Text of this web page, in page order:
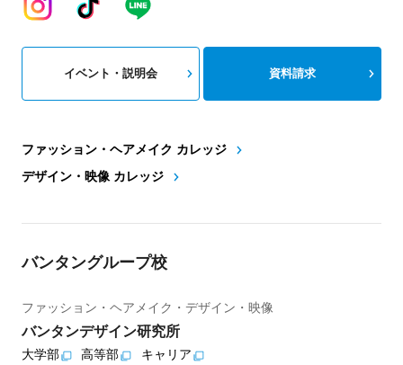
ファッション・ヘアメイク カレッジ
デザイン・映像 カレッジ
イベント・説明会 資料請求
バンタングループ校
ファッション・ヘアメイク・デザイン・映像
バンタンデザイン研究所
大学部 高等部 キャリア